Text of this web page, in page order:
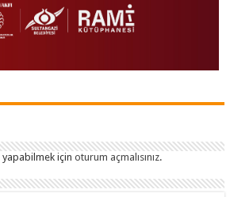
yapabilmek içinoturum açmalısınız.